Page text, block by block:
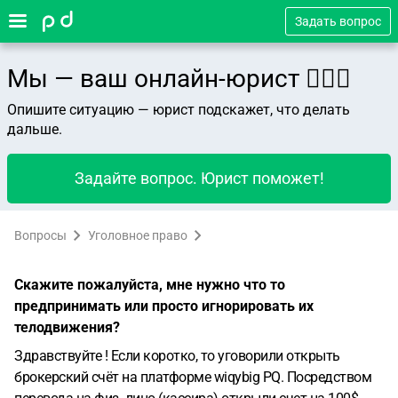
Задать вопрос
Мы — ваш онлайн-юрист 👨🏻‍⚖️
Опишите ситуацию — юрист подскажет, что делать
дальше.
Задайте вопрос. Юрист поможет!
Вопросы Уголовное право
Скажите пожалуйста, мне нужно что то
предпринимать или просто игнорировать их
телодвижения?
Здравствуйте ! Если коротко, то уговорили открыть
брокерский счёт на платформе wiqybig PQ. Посредством